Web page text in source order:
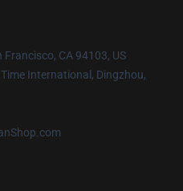
Francisco, CA 94103, US
International, Dingzhou,